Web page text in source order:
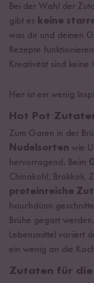
Bei der Wahl der
gibt es keine
was dir und deinen
Rezepte
Kreativität sind keine
Hier ist ein wenig
Hot Pot
Zum Garen in der
Nudelsorten wie
hervorragend. Beim
Chinakohl, Brokkoli,
proteinreiche
hauchdünn
Brühe gegart werden.
Lebensmittel variiert
ein wenig an die
Zutaten für